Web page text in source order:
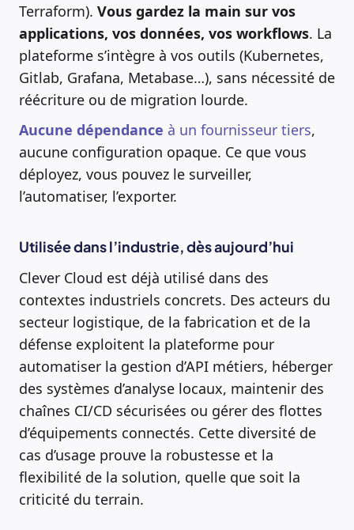
Terraform). Vous gardez la main sur vos
applications, vos données, vos workflows. La
plateforme s’intègre à vos outils (Kubernetes,
Gitlab, Grafana, Metabase…), sans nécessité de
réécriture ou de migration lourde.
Aucune dépendance à un fournisseur tiers,
aucune configuration opaque. Ce que vous
déployez, vous pouvez le surveiller,
l’automatiser, l’exporter.
Utilisée dans l’industrie, dès aujourd’hui
Clever Cloud est déjà utilisé dans des
contextes industriels concrets. Des acteurs du
secteur logistique, de la fabrication et de la
défense exploitent la plateforme pour
automatiser la gestion d’API métiers, héberger
des systèmes d’analyse locaux, maintenir des
chaînes CI/CD sécurisées ou gérer des flottes
d’équipements connectés. Cette diversité de
cas d’usage prouve la robustesse et la
flexibilité de la solution, quelle que soit la
criticité du terrain.